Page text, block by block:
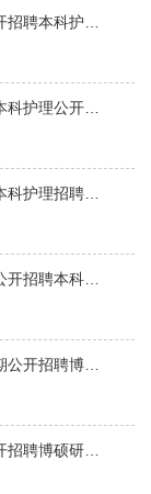
连云港市第一人民医院2026年度本科护理公开招聘成绩及入围体检人员名单公示
连云港市第一人民医院2026年度本科护理招聘入围面试和操作人员名单公示
连云港市第一人民医院2026年度公开招聘本科护理人员公告
连云港市第一人民医院2026年长期公开招聘博士研究生计划
连云港市第一人民医院2026年公开招聘博硕研究生（一）第二批拟录用人员名单公示